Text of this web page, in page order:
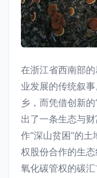
在浙江省西南部
业发展的传统叙
乡，而凭借创新
出了一条生态与
作“深山贫困”的
权股份合作的生
氧化碳管权的碳